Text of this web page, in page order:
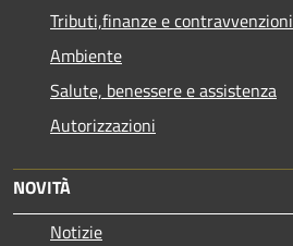
Tributi,finanze e contravvenzioni
Ambiente
Salute, benessere e assistenza
Autorizzazioni
NOVITÀ
Notizie